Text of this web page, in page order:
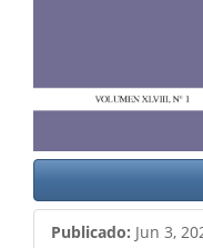
Publicado: Jun 3,